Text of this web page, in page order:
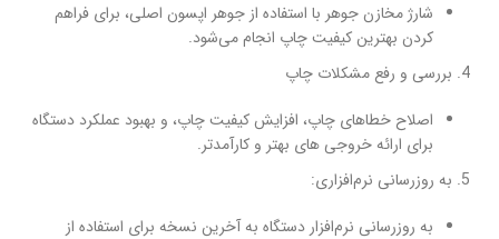
شارژ مخازن جوهر با استفاده از جوهر اپسون اصلی، برای فراهم
کردن بهترین کیفیت چاپ انجام می‌شود.
بررسی و رفع مشکلات چاپ
اصلاح خطاهای چاپ، افزایش کیفیت چاپ، و بهبود عملکرد دستگاه
برای ارائه خروجی های بهتر و کارآمدتر.
به روزرسانی نرم‌افزاری:
به روزرسانی نرم‌افزار دستگاه به آخرین نسخه برای استفاده از